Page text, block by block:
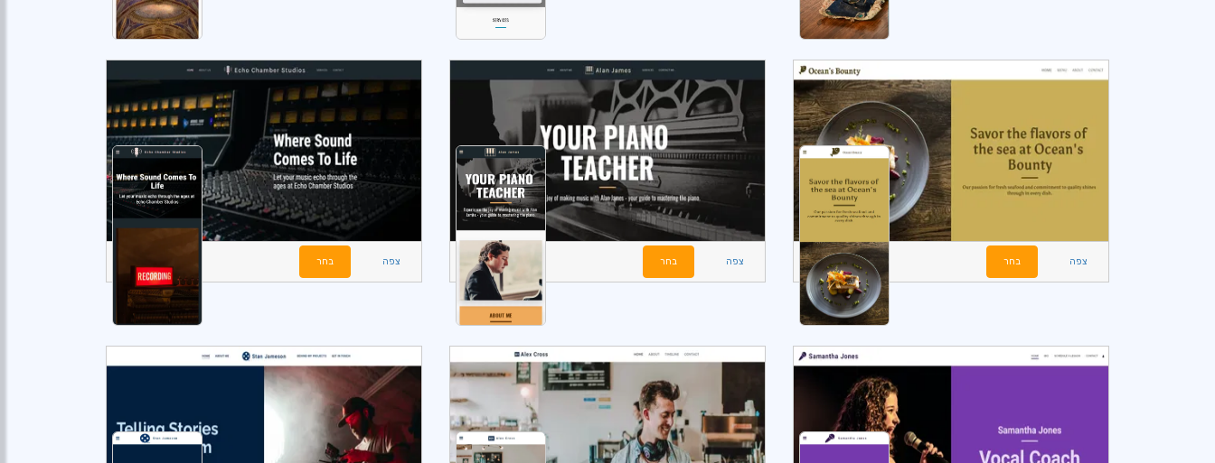
צפה בחר צפה בחר צפה בחר